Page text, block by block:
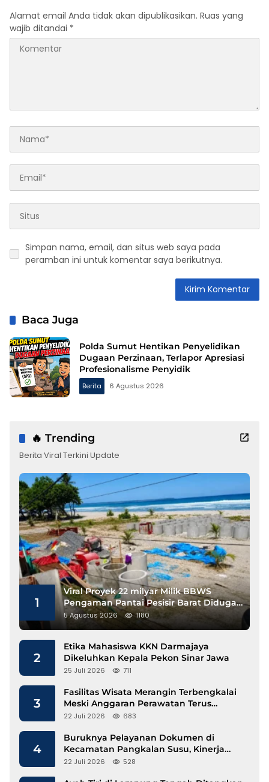
Alamat email Anda tidak akan dipublikasikan. Ruas yang
wajib ditandai *
Simpan nama, email, dan situs web saya pada
peramban ini untuk komentar saya berikutnya.
Baca Juga
Polda Sumut Hentikan Penyelidikan
Dugaan Perzinaan, Terlapor Apresiasi
Profesionalisme Penyidik
Berita 6 Agustus 2026
🔥 Trending
Berita Viral Terkini Update
1
Viral Proyek 22 milyar Milik BBWS
Pengaman Pantai Pesisir Barat Diduga
Gunakan Besi Banci
5 Agustus 2026 1180
2
Etika Mahasiswa KKN Darmajaya
Dikeluhkan Kepala Pekon Sinar Jawa
25 Juli 2026 711
3
Fasilitas Wisata Merangin Terbengkalai
Meski Anggaran Perawatan Terus
Mengalir
22 Juli 2026 683
4
Buruknya Pelayanan Dokumen di
Kecamatan Pangkalan Susu, Kinerja
Disdukcapil Langkat Disorot
22 Juli 2026 528